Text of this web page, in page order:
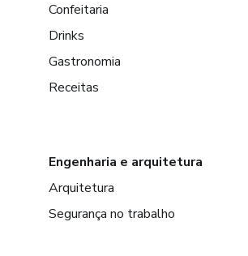
Confeitaria
Drinks
Gastronomia
Receitas
Engenharia e arquitetura
Arquitetura
Segurança no trabalho